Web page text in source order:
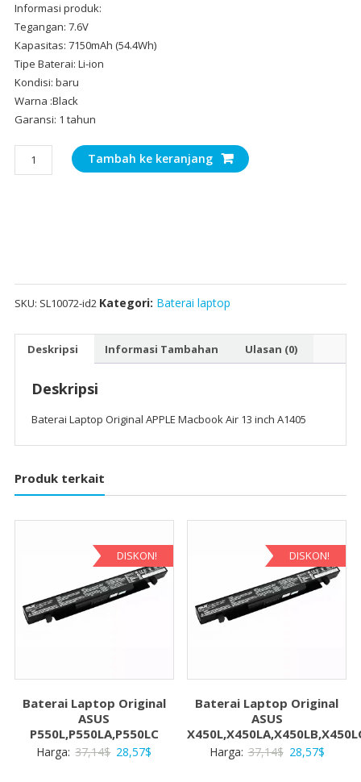
Informasi produk:
Tegangan: 7.6V
Kapasitas: 7150mAh (54.4Wh)
Tipe Baterai: Li-ion
Kondisi: baru
Warna :Black
Garansi: 1 tahun
Kuantitas
Baterai
13
inch
Tambah ke keranjang
SKU: SL10072-id2 Kategori: Baterai laptop
Deskripsi Informasi Tambahan Ulasan (0)
Deskripsi
Baterai Laptop Original APPLE Macbook Air 13 inch A1405
Produk terkait
DISKON!
Baterai Laptop Original
ASUS
P550L,P550LA,P550LC
Harga: 37,14$ Harga
28,57$
DISKON!
Baterai Laptop Original
ASUS
Harga: 37,14$ Harga
28,57$Harga